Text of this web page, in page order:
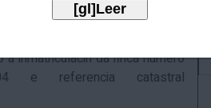
á inmatriculacin da finca número
e referencia catastral